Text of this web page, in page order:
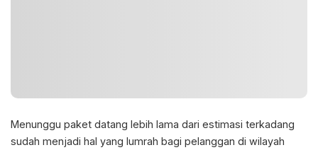
Menunggu paket datang lebih lama dari estimasi terkadang
sudah menjadi hal yang lumrah bagi pelanggan di wilayah